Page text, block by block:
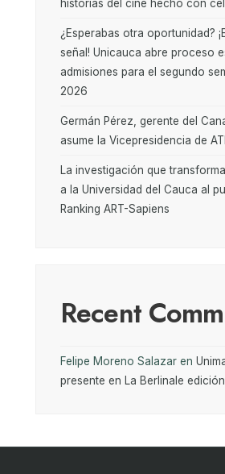
historias del cine hecho con
¿Esperabas otra oportunidad?
señal! Unicauca abre proceso
admisiones para el segundo
2026
Germán Pérez, gerente del
asume la Vicepresidencia de
La investigación que
a la Universidad del Cauca al
Ranking ART-Sapiens
Recent
Felipe Moreno Salazar en
presente en La Berlinale